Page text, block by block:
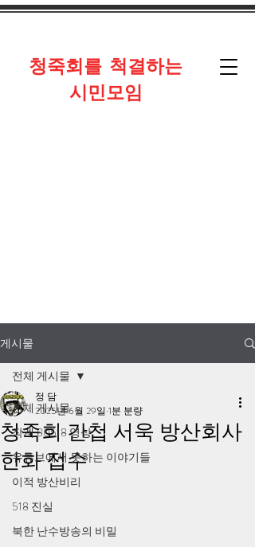
​청죽회를 척결하는
시민모임
게시물
전체 게시물
작계 80518 영상
유튜브에서 못하는 이야기들
이적 방산비리
518 진실
북한 난수방송의 비밀
전체 게시물
청죽회 간첩 서욱 방산회사
한화 접수
정 담
2025년 6월 29일 1분 분량